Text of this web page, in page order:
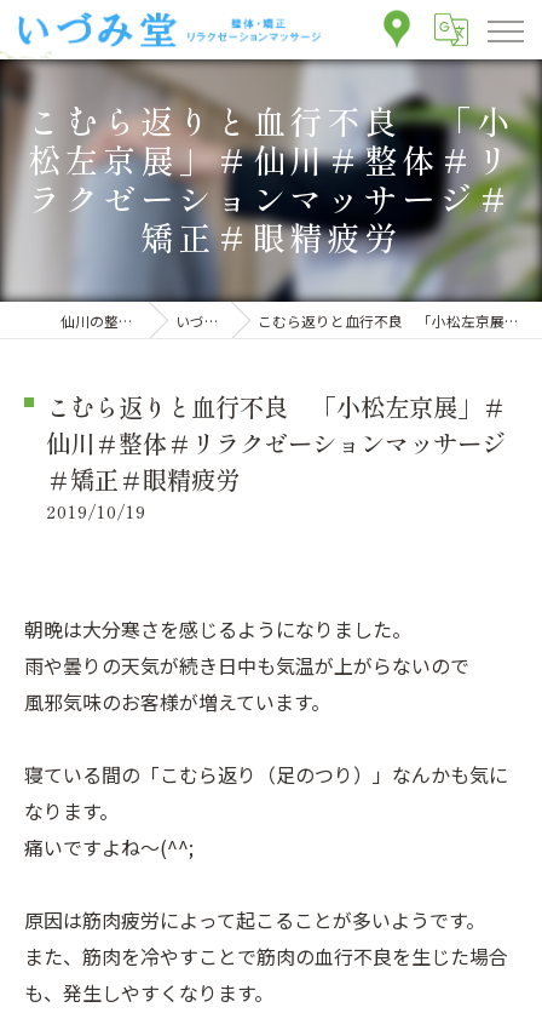
こむら返りと血行不良 「小
松左京展」＃仙川＃整体＃リ
ラクゼーションマッサージ＃
矯正＃眼精疲労
仙川の整体ならいづみ堂整体院 いづみ堂のブログ こむら返りと血行不良 「小松左京展」＃仙川＃整体＃リラクゼーションマッサージ＃矯正＃眼精疲労
こむら返りと血行不良 「小松左京展」＃
仙川＃整体＃リラクゼーションマッサージ
＃矯正＃眼精疲労
2019/10/19
朝晩は大分寒さを感じるようになりました。
雨や曇りの天気が続き日中も気温が上がらないので
風邪気味のお客様が増えています。
寝ている間の「こむら返り（足のつり）」なんかも気に
なります。
痛いですよね～(^^;
原因は筋肉疲労によって起こることが多いようです。
また、筋肉を冷やすことで筋肉の血行不良を生じた場合
も、発生しやすくなります。